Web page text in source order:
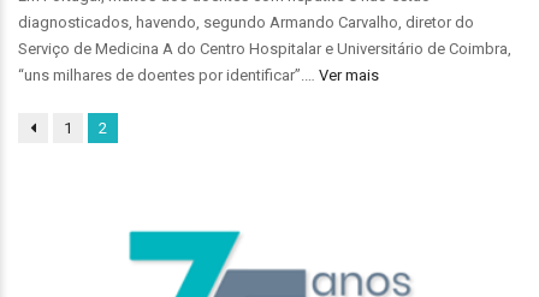
diagnosticados, havendo, segundo Armando Carvalho, diretor do
Serviço de Medicina A do Centro Hospitalar e Universitário de Coimbra,
“uns milhares de doentes por identificar”.… Ver mais
1 2